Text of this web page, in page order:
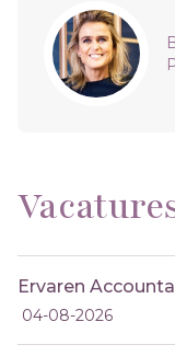
Sidebar
Ervaren
04-08-2026